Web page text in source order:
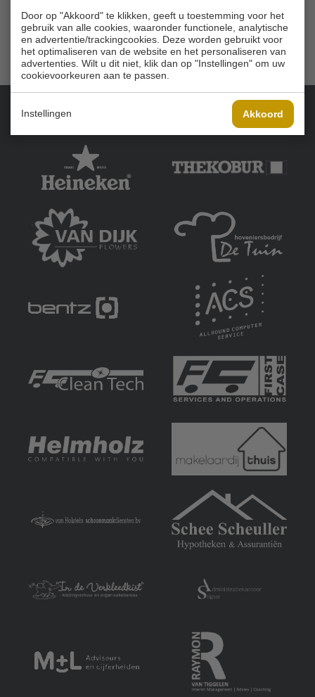
Door op "Akkoord" te klikken, geeft u toestemming voor het
gebruik van alle cookies, waaronder functionele, analytische
en advertentie/trackingcookies. Deze worden gebruikt voor
het optimaliseren van de website en het personaliseren van
advertenties. Wilt u dit niet, klik dan op "Instellingen" om uw
cookievoorkeuren aan te passen.
Instellingen Akkoord